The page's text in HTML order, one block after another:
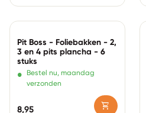
Pit Boss - Foliebakken - 2,
3 en 4 pits plancha - 6
stuks
•
Bestel nu, maandag
verzonden
Normale prijs
8,95 shopping_cart